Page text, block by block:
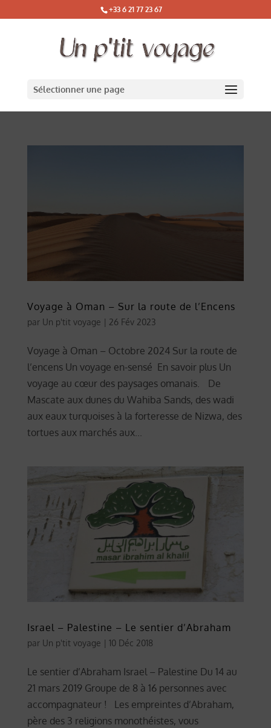
+33 6 21 77 23 67
Sélectionner une page
Voyage à Oman – Sur la route de l’Encens
par Un p'tit voyage | 26 Fév 2023
Voyage à Oman – Octobre 2024 Sur la route de
l’encens Un voyage en-sensé En savoir plus Un
voyage au cœur des paysages omanais. De
Mascate aux dunes du Wahiba Sands, des wadi
aux eaux turquoises à la forteresse de Nizwa, des
tortues aux marchés aux...
Israel – Palestine – Le sentier d’Abraham
par Un p'tit voyage | 10 Déc 2018
Le sentier d’Abraham Israel – Palestine Du 14 au
21 mars 2019 Groupe de 8 à 16 personnes avec
accompagnateur ! Les empreintes d’Abraham,
père des 3 religions monothéistes, vous